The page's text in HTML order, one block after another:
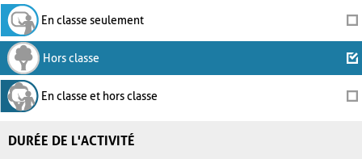
En classe seulement
Hors classe
En classe et hors classe
DURÉE DE L'ACTIVITÉ